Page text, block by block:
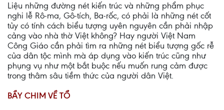
Liệu những đường nét kiến trúc và những phẩm phục
nghi lễ Rô-ma, Gô-tích, Ba-rốc, có phải là những nét cốt
tủy có tính cách biểu tượng uyên nguyên cần phải nhập
cảng vào nhà thờ Việt không? Hay người Việt Nam
Công Giáo cần phải tìm ra những nét biểu tượng gốc rễ
của dân tộc mình mà áp dụng vào kiến trúc cũng như
phụng vụ như một bắt buộc nếu muốn rung cảm được
trong thâm sâu tiềm thức của người dân Việt.
BẦY CHIM VỀ TỔ